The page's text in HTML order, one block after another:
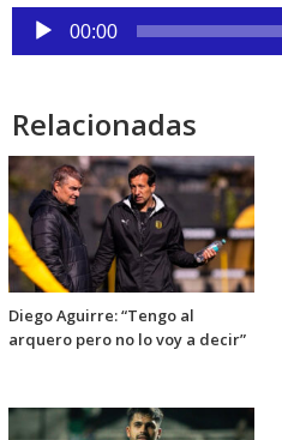
Reproductor
de
00:00
Relacionadas
Diego Aguirre: “Tengo al
arquero pero no lo voy a decir”